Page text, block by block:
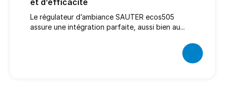
et d’efficacité
Le régulateur d’ambiance SAUTER ecos505
assure une intégration parfaite, aussi bien au...